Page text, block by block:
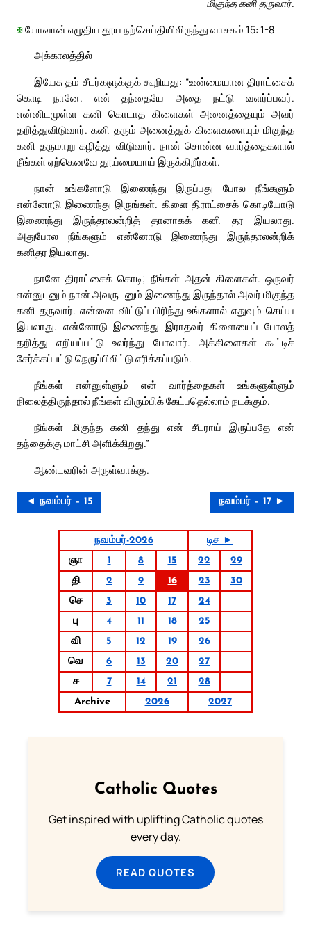
✠யோவான் எழுதிய தூய நற்செய்தியிலிருந்து வாசகம் 15: 1-8
அக்காலத்தில்
இயேசு தம் சீடர்களுக்குக் கூறியது: “உண்மையான திராட்சைக்
கொடி நானே. என் தந்தையே அதை நட்டு வளர்ப்பவர்.
என்னிடமுள்ள கனி கொடாத கிளைகள் அனைத்தையும் அவர்
தறித்துவிடுவார். கனி தரும் அனைத்துக் கிளைகளையும் மிகுந்த
கனி தருமாறு கழித்து விடுவார். நான் சொன்ன வார்த்தைகளால்
நீங்கள் ஏற்கெனவே தூய்மையாய் இருக்கிறீர்கள்.
நான் உங்களோடு இணைந்து இருப்பது போல நீங்களும்
என்னோடு இணைந்து இருங்கள். கிளை திராட்சைக் கொடியோடு
இணைந்து இருந்தாலன்றித் தானாகக் கனி தர இயலாது.
அதுபோல நீங்களும் என்னோடு இணைந்து இருந்தாலன்றிக்
கனிதர இயலாது.
நானே திராட்சைக் கொடி; நீங்கள் அதன் கிளைகள். ஒருவர்
என்னுடனும் நான் அவருடனும் இணைந்து இருந்தால் அவர் மிகுந்த
கனி தருவார். என்னை விட்டுப் பிரிந்து உங்களால் எதுவும் செய்ய
இயலாது. என்னோடு இணைந்து இராதவர் கிளையைப் போலத்
தறித்து எறியப்பட்டு உலர்ந்து போவார். அக்கிளைகள் கூட்டிச்
சேர்க்கப்பட்டு நெருப்பிலிட்டு எரிக்கப்படும்.
நீங்கள் என்னுள்ளும் என் வார்த்தைகள் உங்களுள்ளும்
நிலைத்திருந்தால் நீங்கள் விரும்பிக் கேட்பதெல்லாம் நடக்கும்.
நீங்கள் மிகுந்த கனி தந்து என் சீடராய் இருப்பதே என்
தந்தைக்கு மாட்சி அளிக்கிறது.”
ஆண்டவரின் அருள்வாக்கு.
◄ நவம்பர் – 15 நவம்பர் – 17 ►
நவம்பர்-2026
டிச ►
ஞா
1 8 15 22
29
தி
2 9 16 23
30
செ
3 10 17
24
பு
4 11 18
25
வி
5 12 19
26
வெ
6 13 20
27
ச
7 14 21
28
Archive
2026 2027
Catholic Quotes
Get inspired with uplifting Catholic quotes
every day.
READ QUOTES